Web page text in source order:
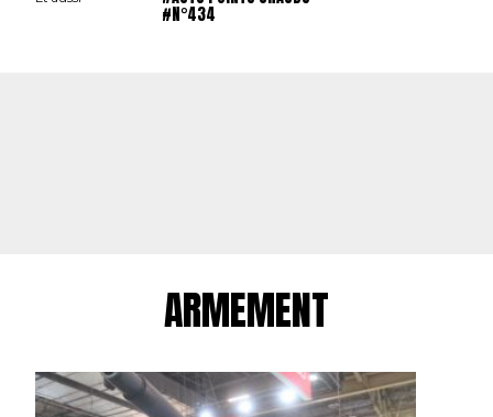
#N°434
ARMEMENT